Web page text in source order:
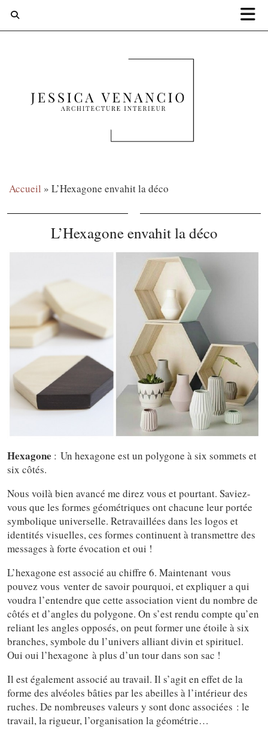
Accueil » L’Hexagone envahit la déco
L’Hexagone envahit la déco
Hexagone : Un hexagone est un polygone à six sommets et
six côtés.
Nous voilà bien avancé me direz vous et pourtant. Saviez-
vous que les formes géométriques ont chacune leur portée
symbolique universelle. Retravaillées dans les logos et
identités visuelles, ces formes continuent à transmettre des
messages à forte évocation et oui !
L’hexagone est associé au chiffre 6. Maintenant vous
pouvez vous venter de savoir pourquoi, et expliquer a qui
voudra l’entendre que cette association vient du nombre de
côtés et d’angles du polygone. On s’est rendu compte qu’en
reliant les angles opposés, on peut former une étoile à six
branches, symbole du l’univers alliant divin et spirituel.
Oui oui l’hexagone à plus d’un tour dans son sac !
Il est également associé au travail. Il s’agit en effet de la
forme des alvéoles bâties par les abeilles à l’intérieur des
ruches. De nombreuses valeurs y sont donc associées : le
travail, la rigueur, l’organisation la géométrie…